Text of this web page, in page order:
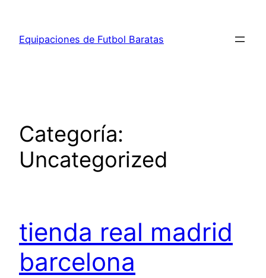
contenido
Equipaciones de Futbol Baratas
Categoría:
Uncategorized
tienda real madrid
barcelona